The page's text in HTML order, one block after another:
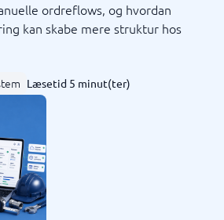
ordreflows, og hvordan
kan skabe mere struktur hos
Læsetid 5 minut(ter)